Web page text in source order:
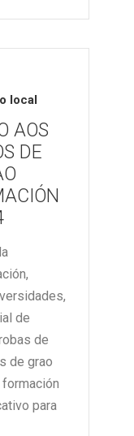
local
AOS
DE
de
de
de grao
para